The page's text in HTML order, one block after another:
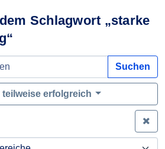
Schlagwort „starke
Suchen
teilweise erfolgreich